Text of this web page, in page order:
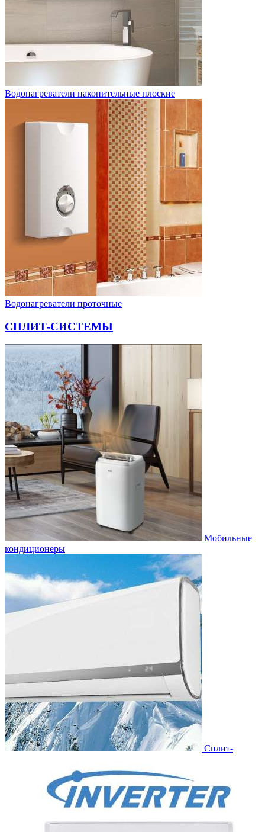
Водонагреватели накопительные плоские
Водонагреватели проточные
СПЛИТ-СИСТЕМЫ
Мобильные
кондиционеры
Сплит-